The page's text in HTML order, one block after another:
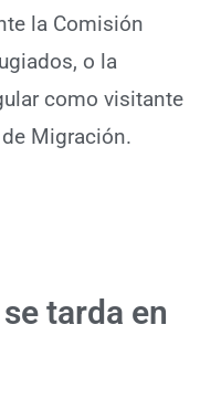
la Comisión
o la
como visitante
Migración.
tarda en